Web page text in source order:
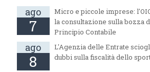
ago
7
Micro e piccole imprese:
la consultazione sulla bozza
Principio Contabile
ago
8
L'Agenzia delle Entrate
dubbi sulla fiscalità dello